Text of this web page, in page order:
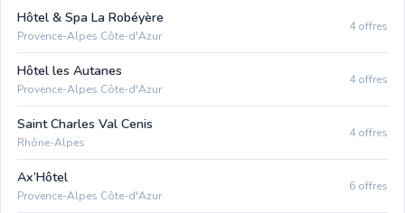
Hôtel & Spa La Robéyère
Provence-Alpes Côte-d'Azur
4 offres
Hôtel les Autanes
Provence-Alpes Côte-d'Azur
4 offres
Saint Charles Val Cenis
Rhône-Alpes
4 offres
Ax’Hôtel
Provence-Alpes Côte-d'Azur
6 offres